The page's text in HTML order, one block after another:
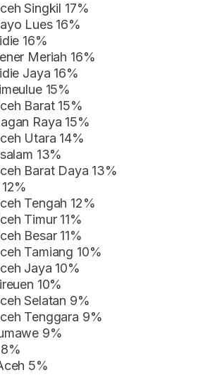
Singkil 17%
Lues 16%
16%
Meriah 16%
Jaya 16%
15%
Barat 15%
Raya 15%
Utara 14%
13%
Barat Daya 13%
Tengah 12%
Timur 11%
Besar 11%
Tamiang 10%
Jaya 10%
10%
Selatan 9%
Tenggara 9%
9%
5%